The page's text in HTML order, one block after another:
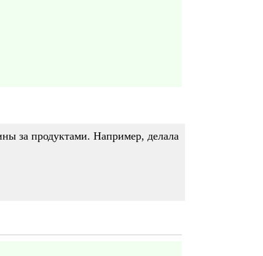
за продуктами. Например, делала